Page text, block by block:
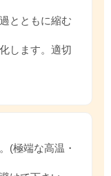
とともに縮む
します。適切
(極端な高温・